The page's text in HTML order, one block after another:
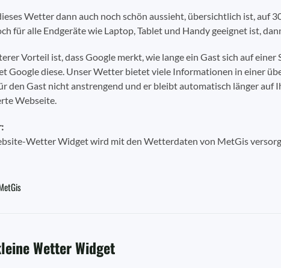
Wetter dann auch noch schön aussieht, übersichtlich ist, auf
für alle Endgeräte wie Laptop, Tablet und Handy geeignet ist,
Vorteil ist, dass Google merkt, wie lange ein Gast sich auf
Google diese. Unser Wetter bietet viele Informationen in einer
den Gast nicht anstrengend und er bleibt automatisch länger
Webseite.
Wetter Widget wird mit den Wetterdaten von MetGis
Wetter Widget